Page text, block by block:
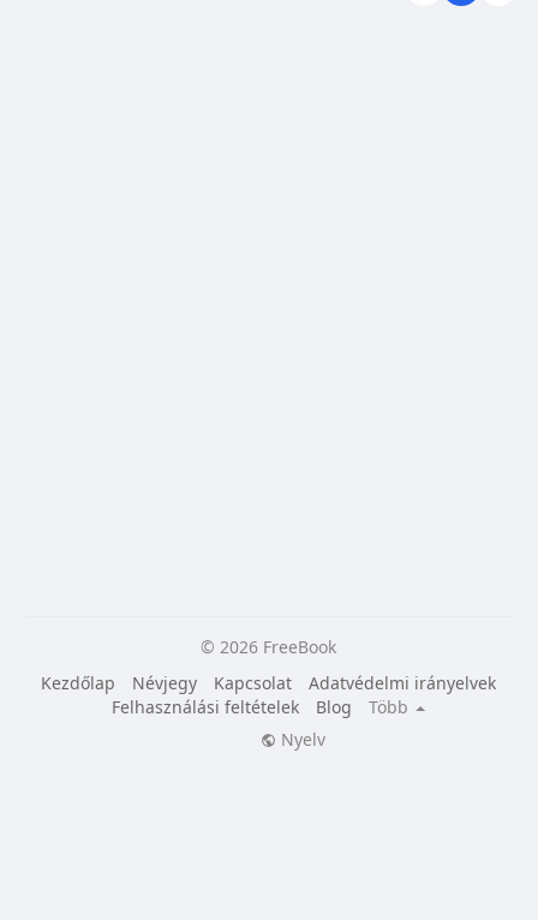
© 2026 FreeBook
Kezdőlap
Névjegy Kapcsolat
Adatvédelmi irányelvek
Felhasználási feltételek
Blog
Több
Nyelv